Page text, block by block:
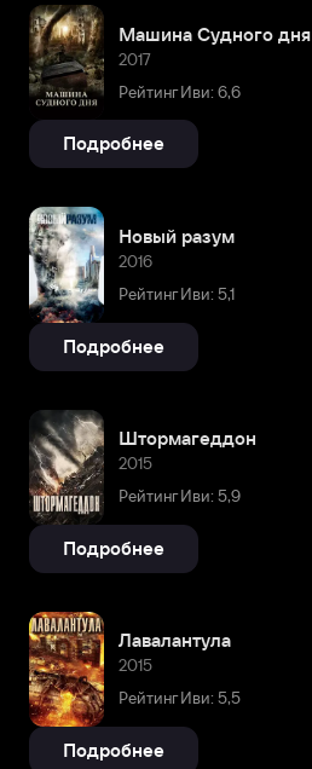
Машина Судного дня
2017
Рейтинг Иви: 6,6
Подробнее
Новый разум
2016
Рейтинг Иви: 5,1
Подробнее
Штормагеддон
2015
Рейтинг Иви: 5,9
Подробнее
Лавалантула
2015
Рейтинг Иви: 5,5
Подробнее